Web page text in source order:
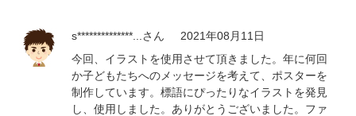
s**************... さん
2021年08月11日
今回、イラストを使用させて頂きました。年に何回
か子どもたちへのメッセージを考えて、ポスターを
制作しています。標語にぴったりなイラストを発見
し、使用しました。ありがとうございました。ファ